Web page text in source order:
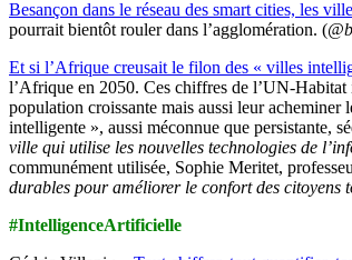
Besançon dans le réseau des smart cities, les
pourrait bientôt rouler dans l’agglomération. (
Et si l’Afrique creusait le filon des « villes
l’Afrique en 2050. Ces chiffres de l’UN-
population croissante mais aussi leur acheminer
intelligente », aussi méconnue que persistante,
ville qui utilise les nouvelles technologies de
communément utilisée, Sophie Meritet,
durables pour améliorer le confort des citoyens
#IntelligenceArtificielle